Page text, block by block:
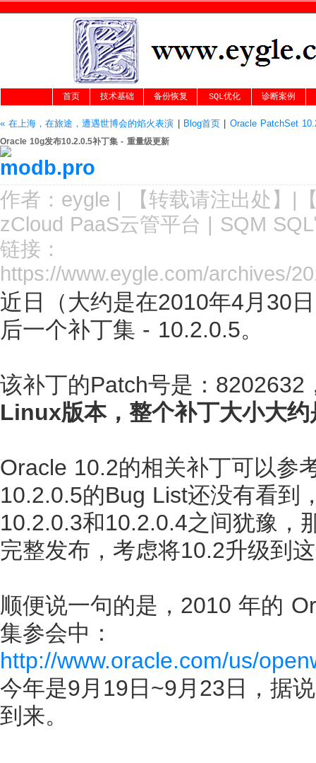
首页 技术基础 备份恢复 SQL优化 诊断案例
« 在上海，在旅途，遭遇世博会的焰火表演 Blog首页| Oracle PatchSet
Oracle 10g发布10.2.0.5补丁集 - 重量级更新
作者： eygle | 【转载请注出处 】|
zCloud PaaS云管平台 | SQM
链接：
https://www.eygle.com/archives/
近日（大约是在2010年4月30
后一个补丁集 - 10.2.0.5。
该补丁的Patch号是：
Linux版本，整个补丁大小大约
Oracle 10.2的相关补丁可以参
10.2.0.5的Bug List还没有看到
10.2.0.3和10.2.0.4之间犹豫，
完整发布，考虑将10.2升级到
顺便说一句的是，2010 年的
集参会中：
http://www.oracle.com/us/
今年是9月19日~9月23日，据
到来。